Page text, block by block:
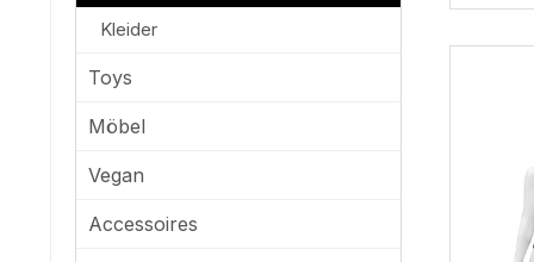
Kleider
Toys
Möbel
Vegan
Accessoires